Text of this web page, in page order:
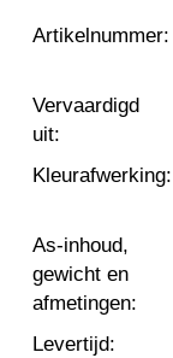
Artikelnummer:
Vervaardigd
uit:
Kleurafwerking:
As-inhoud,
gewicht en
afmetingen:
Levertijd: